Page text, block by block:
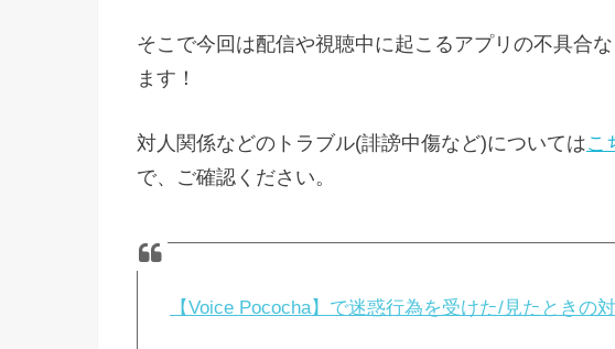
そこで今回は配信や視聴中に起こるアプリの不具合
ます！
対人関係などのトラブル(誹謗中傷など)についてはこ
で、ご確認ください。
【Voice Pococha】で迷惑行為を受けた/見たときの